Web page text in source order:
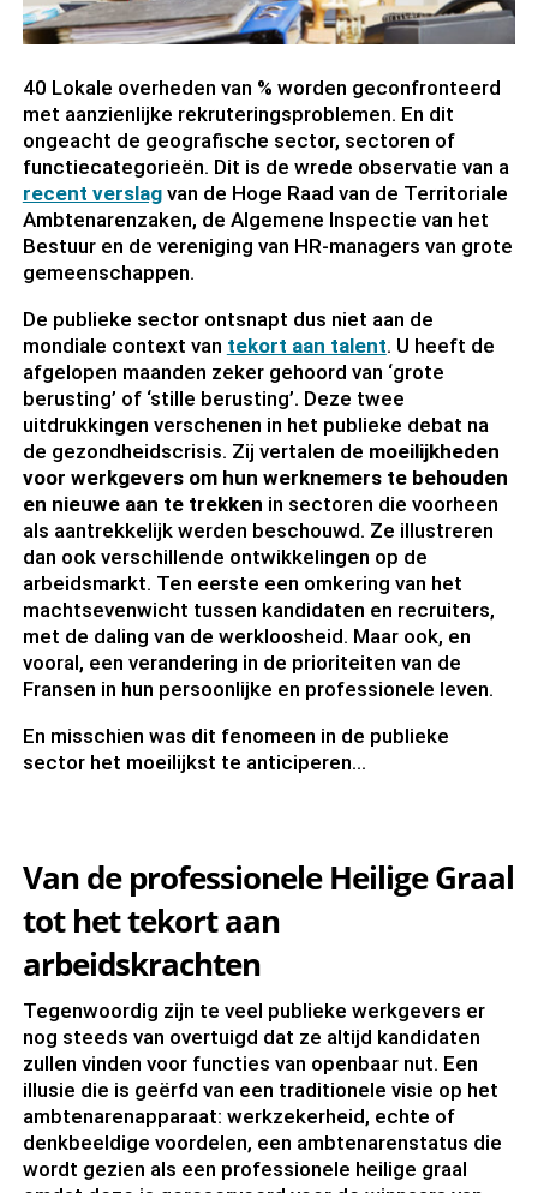
40 Lokale overheden van % worden geconfronteerd
met aanzienlijke rekruteringsproblemen. En dit
ongeacht de geografische sector, sectoren of
functiecategorieën. Dit is de wrede observatie van a
recent verslagvan de Hoge Raad van de Territoriale
Ambtenarenzaken, de Algemene Inspectie van het
Bestuur en de vereniging van HR-managers van grote
gemeenschappen.
De publieke sector ontsnapt dus niet aan de
mondiale context van tekort aan talent. U heeft de
afgelopen maanden zeker gehoord van ‘grote
berusting’ of ‘stille berusting’. Deze twee
uitdrukkingen verschenen in het publieke debat na
de gezondheidscrisis. Zij vertalen de moeilijkheden
voor werkgevers om hun werknemers te behouden
en nieuwe aan te trekken in sectoren die voorheen
als aantrekkelijk werden beschouwd. Ze illustreren
dan ook verschillende ontwikkelingen op de
arbeidsmarkt. Ten eerste een omkering van het
machtsevenwicht tussen kandidaten en recruiters,
met de daling van de werkloosheid. Maar ook, en
vooral, een verandering in de prioriteiten van de
Fransen in hun persoonlijke en professionele leven.
En misschien was dit fenomeen in de publieke
sector het moeilijkst te anticiperen…
Van de professionele Heilige Graal
tot het tekort aan
arbeidskrachten
Tegenwoordig zijn te veel publieke werkgevers er
nog steeds van overtuigd dat ze altijd kandidaten
zullen vinden voor functies van openbaar nut. Een
illusie die is geërfd van een traditionele visie op het
ambtenarenapparaat: werkzekerheid, echte of
denkbeeldige voordelen, een ambtenarenstatus die
wordt gezien als een professionele heilige graal